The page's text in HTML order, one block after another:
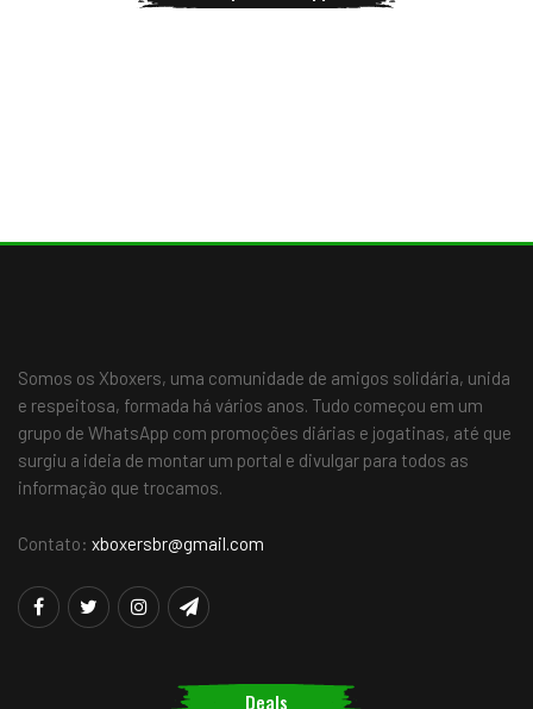
Somos os Xboxers, uma comunidade de amigos solidária, unida
e respeitosa, formada há vários anos. Tudo começou em um
grupo de WhatsApp com promoções diárias e jogatinas, até que
surgiu a ideia de montar um portal e divulgar para todos as
informação que trocamos.
Contato: xboxersbr@gmail.com
Deals